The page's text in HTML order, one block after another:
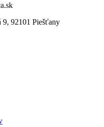
9, 92101 Piešťany